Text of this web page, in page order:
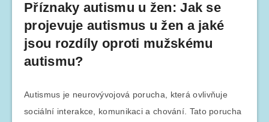
Příznaky autismu u žen: Jak se
projevuje autismus u žen a jaké
jsou rozdíly oproti mužskému
autismu?
Autismus je neurovývojová porucha, která ovlivňuje
sociální interakce, komunikaci a chování. Tato porucha